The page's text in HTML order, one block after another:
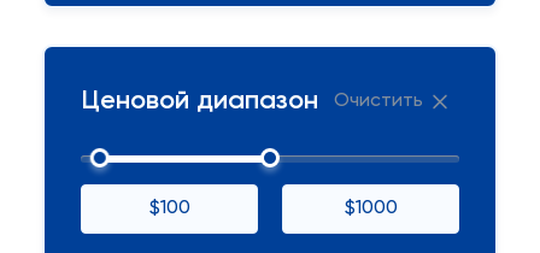
Ценовой диапазон Очистить
$100 $1000